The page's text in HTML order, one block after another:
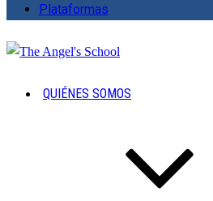
Plataformas
QUIÉNES SOMOS